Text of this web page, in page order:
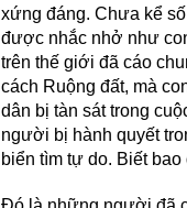
xứng đáng. Chưa kể
được nhắc nhở như
trên thế giới đã cáo
cách Ruộng đất, mà
dân bị tàn sát trong
người bị hành quyết
biển tìm tự do. Biết